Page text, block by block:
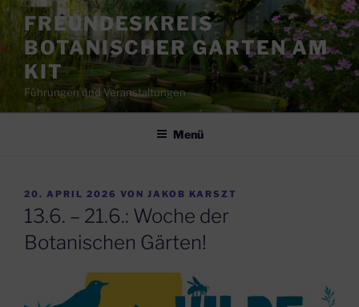
Zum
Inhalt
springen
FREUNDESKREIS
BOTANISCHER GARTEN AM
KIT
Führungen und Veranstaltungen
Menü
VERÖFFENTLICHT
AM
20. APRIL 2026 VON JAKOB KARSZT
13.6. – 21.6.: Woche der
Botanischen Gärten!